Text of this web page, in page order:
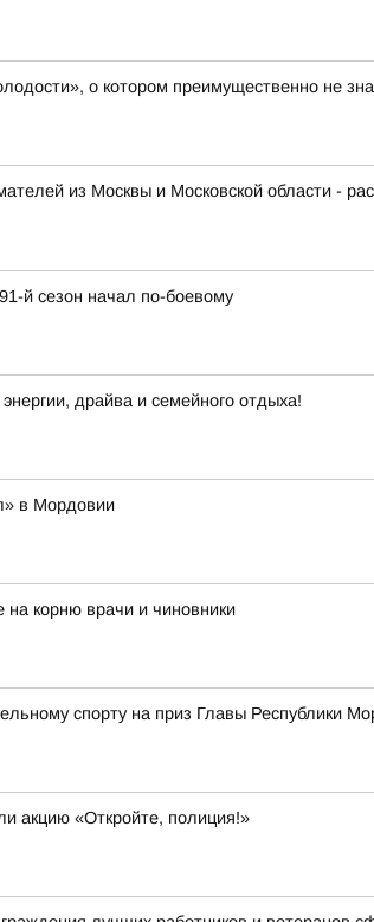
о котором преимущественно не
из Москвы и Московской области -
й сезон начал по-боевому
драйва и семейного отдыха!
в Мордовии
корню врачи и чиновники
спорту на приз Главы Республики
акцию «Откройте, полиция!»